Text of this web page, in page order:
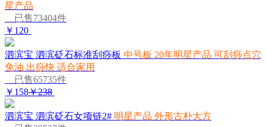
星产品
已售73404件
￥120
泗滨宝 泗滨砭石标准刮痧板 中号板 20年明星产品 可刮痧点穴
免油 出痧快 适合家用
已售65735件
￥158￥238
泗滨宝 泗滨砭石女项链2# 明星产品 外形古朴大方